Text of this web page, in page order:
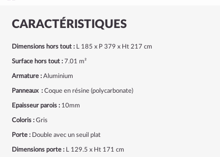
CARACTÉRISTIQUES
Dimensions hors tout : L 185 x P 379 x Ht 217 cm
Surface hors tout : 7.01 m²
Armature : Aluminium
Panneaux : Coque en résine (polycarbonate)
Epaisseur parois : 10mm
Coloris : Gris
Porte : Double avec un seuil plat
Dimensions porte : L 129.5 x Ht 171 cm